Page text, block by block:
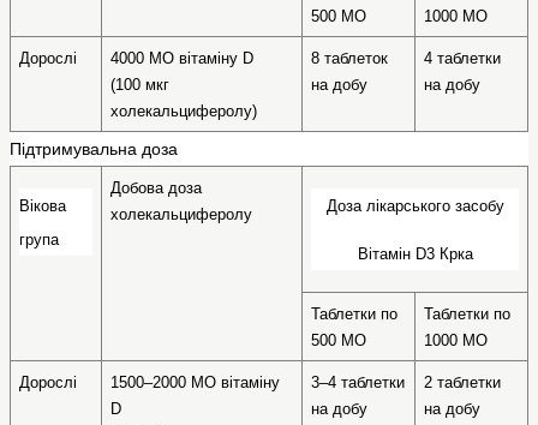
500 МО 1000 МО
Дорослі
4000 МО вітаміну D
(100 мкг
холекальциферолу)
8 таблеток
на добу
4 таблетки
на добу
Підтримувальна доза
Вікова
група
Добова доза
холекальциферолу
Доза лікарського засобу
Вітамін D3 Крка
Таблетки по
500 МО
Таблетки по
1000 МО
Дорослі
1500–2000 МО вітаміну
D
3–4 таблетки
на добу
2 таблетки
на добу